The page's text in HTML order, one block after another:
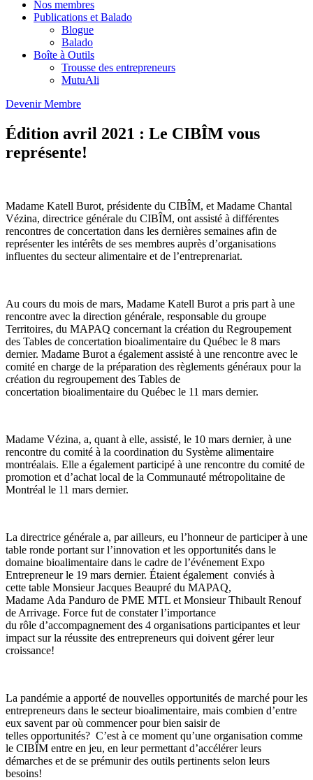
Nos membres
Publications et Balado
Blogue
Balado
Boîte à Outils
Trousse des entrepreneurs
MutuAli
Devenir Membre
Édition avril 2021 : Le CIBÎM vous
représente!
Madame Katell Burot, présidente du CIBÎM, et Madame Chantal
Vézina, directrice générale du CIBÎM, ont assisté à différentes
rencontres de concertation dans les dernières semaines afin de
représenter les intérêts de ses membres auprès d’organisations
influentes du secteur alimentaire et de l’entreprenariat.
Au cours du mois de mars, Madame Katell Burot a pris part à une
rencontre avec la direction générale, responsable du groupe
Territoires, du MAPAQ concernant la création du Regroupement
des Tables de concertation bioalimentaire du Québec le 8 mars
dernier. Madame Burot a également assisté à une rencontre avec le
comité en charge de la préparation des règlements généraux pour la
création du regroupement des Tables de
concertation bioalimentaire du Québec le 11 mars dernier.
Madame Vézina, a, quant à elle, assisté, le 10 mars dernier, à une
rencontre du comité à la coordination du Système alimentaire
montréalais. Elle a également participé à une rencontre du comité de
promotion et d’achat local de la Communauté métropolitaine de
Montréal le 11 mars dernier.
La directrice générale a, par ailleurs, eu l’honneur de participer à une
table ronde portant sur l’innovation et les opportunités dans le
domaine bioalimentaire dans le cadre de l’événement Expo
Entrepreneur le 19 mars dernier. Étaient également conviés à
cette table Monsieur Jacques Beaupré du MAPAQ,
Madame Ada Panduro de PME MTL et Monsieur Thibault Renouf
de Arrivage. Force fut de constater l’importance
du rôle d’accompagnement des 4 organisations participantes et leur
impact sur la réussite des entrepreneurs qui doivent gérer leur
croissance!
La pandémie a apporté de nouvelles opportunités de marché pour les
entrepreneurs dans le secteur bioalimentaire, mais combien d’entre
eux savent par où commencer pour bien saisir de
telles opportunités? C’est à ce moment qu’une organisation comme
le CIBÎM entre en jeu, en leur permettant d’accélérer leurs
démarches et de se prémunir des outils pertinents selon leurs
besoins!